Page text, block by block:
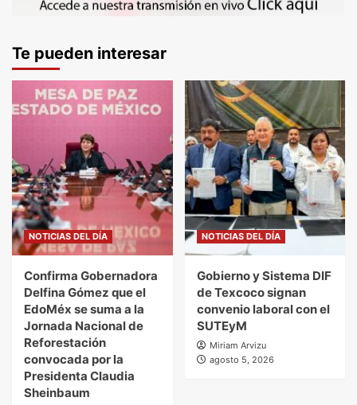
Te pueden interesar
NOTICIAS DEL DÍA
Confirma Gobernadora
Delfina Gómez que el
EdoMéx se suma a la
Jornada Nacional de
Reforestación
convocada por la
Presidenta Claudia
Sheinbaum
NOTICIAS DEL DÍA
Gobierno y Sistema DIF
de Texcoco signan
convenio laboral con el
SUTEyM
Miriam Arvizu
agosto 5, 2026